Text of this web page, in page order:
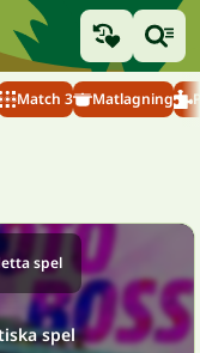
Match 3 Matlagning
spel
spel